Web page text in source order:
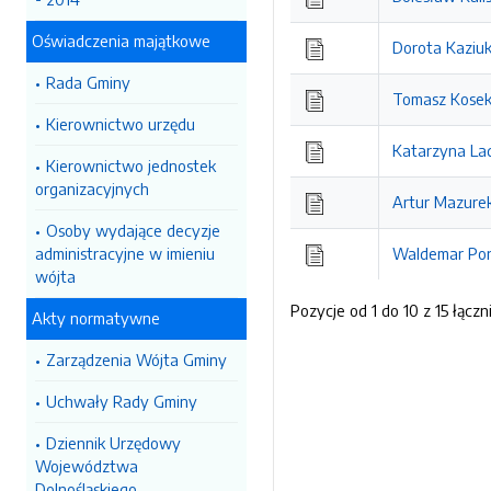
Oświadczenia majątkowe
Rada Gminy
Kierownictwo urzędu
Kierownictwo jednostek
organizacyjnych
Osoby wydające decyzje
administracyjne w imieniu
wójta
Akty normatywne
Zarządzenia Wójta Gminy
Uchwały Rady Gminy
Dziennik Urzędowy
Województwa
Dorota Kaziuk
Tomasz Kosek
Katarzyna
Artur
Waldemar
Pozycje od 1 do 10 z 15